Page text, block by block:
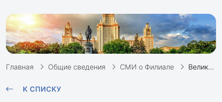
Главная Общие сведения СМИ о Филиале Великий и могучий русский язык
К СПИСКУ